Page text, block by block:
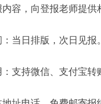
容，向登报老师提
当日排版，次日见
支持微信、支付宝转